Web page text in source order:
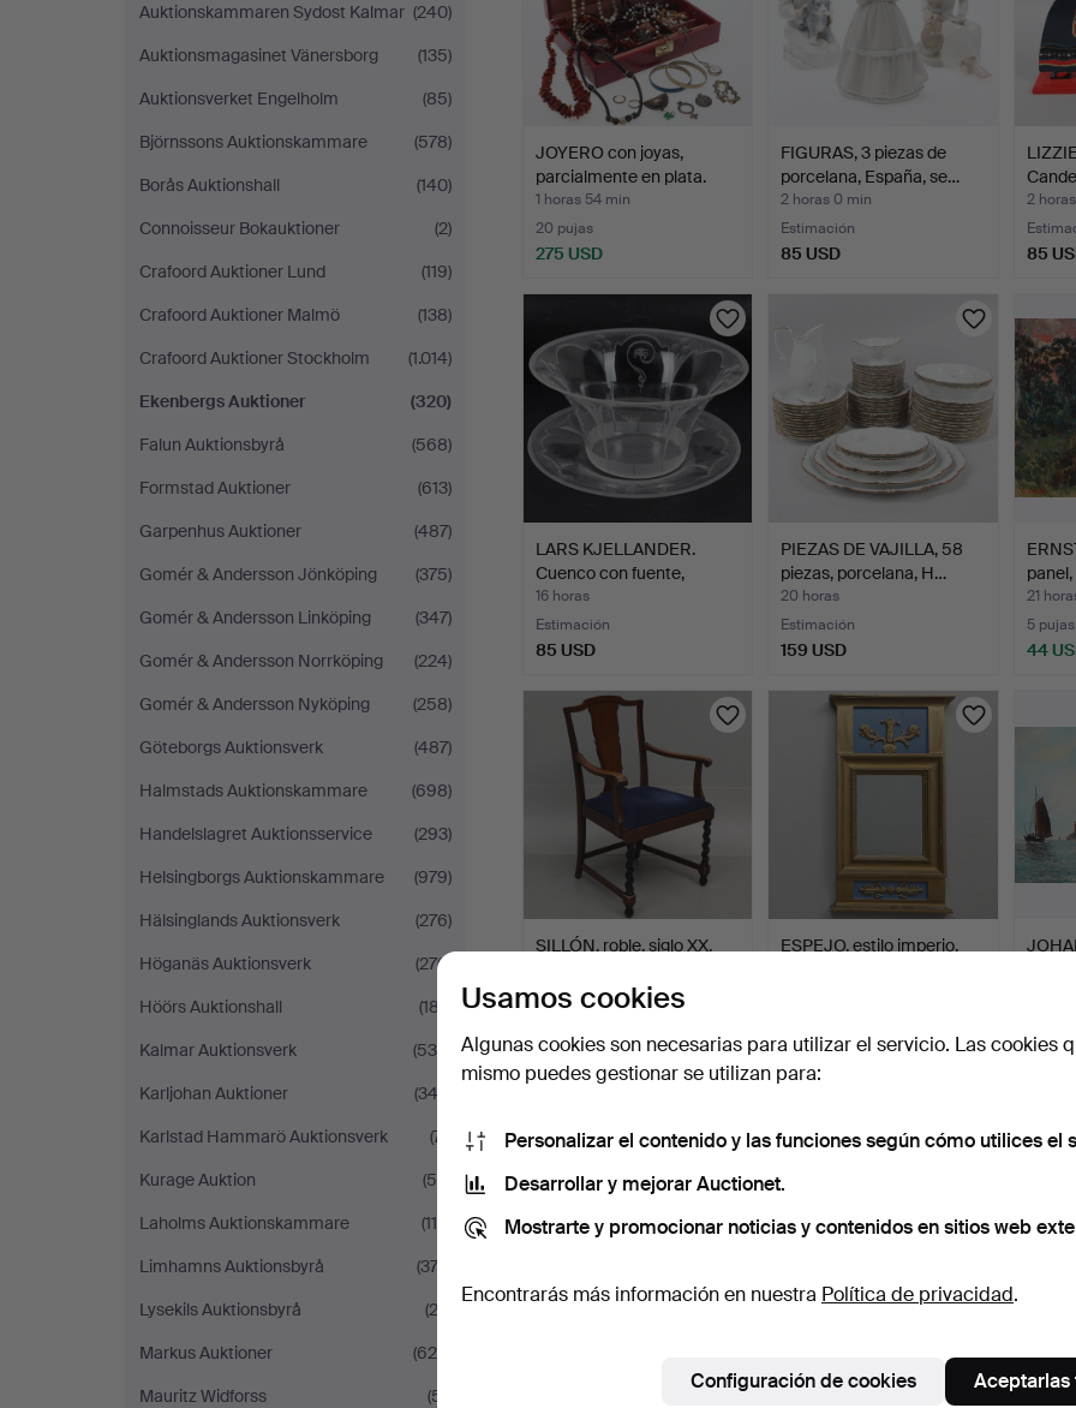
Auktionskammaren Sydost Kalmar (240)
Auktionsmagasinet Vänersborg
(135)
Auktionsverket Engelholm
(85)
Björnssons Auktionskammare
(578)
Borås Auktionshall
(140)
Connoisseur Bokauktioner
(2)
Crafoord Auktioner Lund
(119)
Crafoord Auktioner Malmö
(138)
Crafoord Auktioner Stockholm
(1.014)
Ekenbergs Auktioner
(320)
Falun Auktionsbyrå
(568)
Formstad Auktioner
(613)
Garpenhus Auktioner
(487)
Gomér & Andersson Jönköping
(375)
Gomér & Andersson Linköping
(347)
Gomér & Andersson Norrköping
(224)
Gomér & Andersson Nyköping
(258)
Göteborgs Auktionsverk
(487)
Halmstads Auktionskammare
(698)
Handelslagret Auktionsservice
(293)
Helsingborgs Auktionskammare
(979)
Hälsinglands Auktionsverk
(276)
Höganäs Auktionsverk
(276)
Höörs Auktionshall
(187)
Kalmar Auktionsverk
(534)
Karljohan Auktioner
(343)
Karlstad Hammarö Auktionsverk
(71)
Kurage Auktion
(50)
Laholms Auktionskammare
(118)
Limhamns Auktionsbyrå
(372)
Lysekils Auktionsbyrå
(23)
Markus Auktioner
(625)
Mauritz Widforss
(51)
JOYERO con joyas,
parcialmente en plata.
1 horas 54 min
20 pujas
275 USD
FIGURAS, 3 piezas de
porcelana, España, se…
2 horas 0 min
Estimación
85 USD
2 horas
85
LARS KJELLANDER.
Cuenco con fuente,
vidrio…
16 horas
Estimación
85 USD
PIEZAS DE VAJILLA, 58
piezas, porcelana, H…
20 horas
Estimación
159 USD
21
5 pujas
44
SILLÓN, roble, siglo XX.
21 horas
85 USD
ESPEJO, estilo imperio,
85 USD 85
23 horas
de
1 día
Usamos cookies
Algunas cookies son necesarias para utilizar el servicio. Las cookies
mismo puedes gestionar se utilizan para:
Personalizar el contenido y las funciones según cómo utilices el
Desarrollar y mejorar Auctionet.
Mostrarte y promocionar noticias y contenidos en sitios web
Encontrarás más información en nuestra Política de privacidad.
Configuración de cookies Aceptarlas